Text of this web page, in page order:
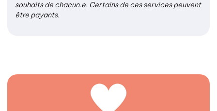
souhaits de chacun.e. Certains de ces services peuvent
être payants.